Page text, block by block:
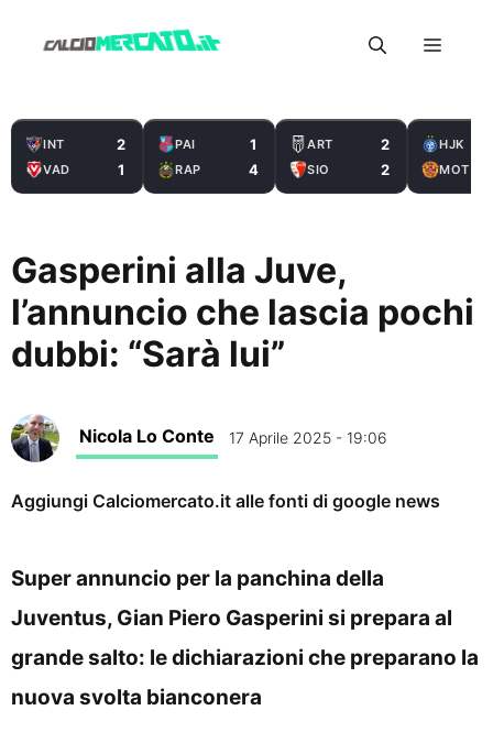
Menu
INT 2
VAD 1
PAI 1
RAP 4
ART 2
SIO 2
HJK
MOT
Gasperini alla Juve,
l’annuncio che lascia pochi
dubbi: “Sarà lui”
Nicola Lo Conte 17 Aprile 2025 - 19:06
Aggiungi Calciomercato.it alle fonti di google news
Super annuncio per la panchina della
Juventus, Gian Piero Gasperini si prepara al
grande salto: le dichiarazioni che preparano la
nuova svolta bianconera